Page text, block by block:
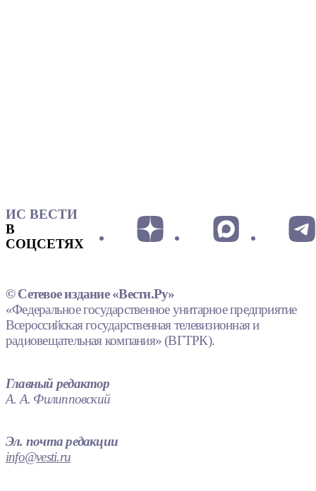
ИС ВЕСТИ
В
СОЦСЕТЯХ
© Сетевое издание «Вести.Ру»
«Федеральное государственное унитарное предприятие
Всероссийская государственная телевизионная и
радиовещательная компания» (ВГТРК).
Главный редактор
А. А. Филипповский
Эл. почта редакции
info@vesti.ru